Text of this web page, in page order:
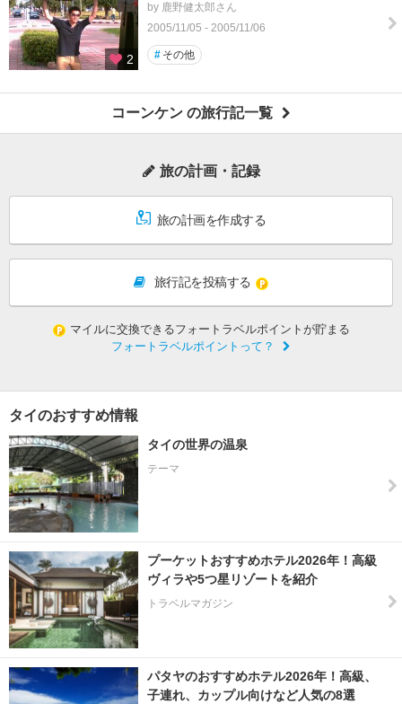
2
by 鹿野健太郎さん
2005/11/05 - 2005/11/06
# その他
コーンケン の旅行記一覧
旅の計画・記録
旅の計画を作成する
旅行記を投稿する
マイルに交換できるフォートラベルポイントが貯まる
フォートラベルポイントって？
タイのおすすめ情報
タイの世界の温泉
テーマ
プーケットおすすめホテル2026年！高級
ヴィラや5つ星リゾートを紹介
トラベルマガジン
パタヤのおすすめホテル2026年！高級、
子連れ、カップル向けなど人気の8選